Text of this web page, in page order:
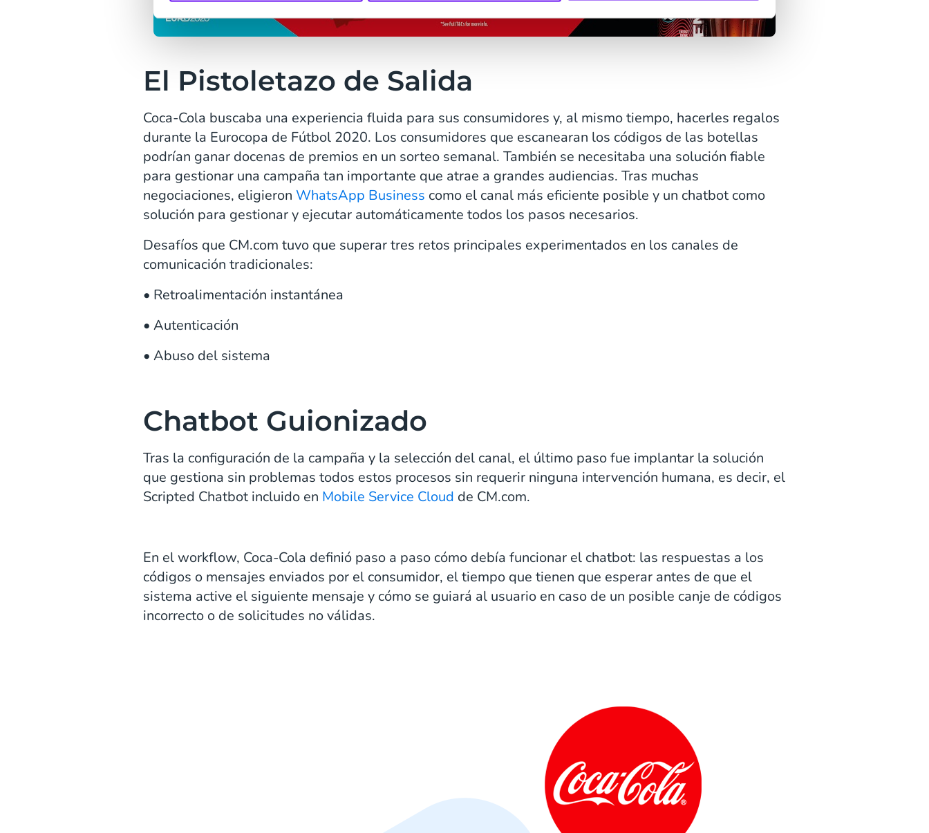
El Pistoletazo de Salida
Coca-Cola buscaba una experiencia fluida para sus consumidores y, al mismo tiempo, hacerles regalos
durante la Eurocopa de Fútbol 2020. Los consumidores que escanearan los códigos de las botellas
podrían ganar docenas de premios en un sorteo semanal. También se necesitaba una solución fiable
para gestionar una campaña tan importante que atrae a grandes audiencias. Tras muchas
negociaciones, eligieron WhatsApp Business como el canal más eficiente posible y un chatbot como
solución para gestionar y ejecutar automáticamente todos los pasos necesarios.
Desafíos que CM.com tuvo que superar tres retos principales experimentados en los canales de
comunicación tradicionales:
• Retroalimentación instantánea
• Autenticación
• Abuso del sistema
Chatbot Guionizado
Tras la configuración de la campaña y la selección del canal, el último paso fue implantar la solución
que gestiona sin problemas todos estos procesos sin requerir ninguna intervención humana, es decir, el
Scripted Chatbot incluido en Mobile Service Cloud de CM.com.
En el workflow, Coca-Cola definió paso a paso cómo debía funcionar el chatbot: las respuestas a los
códigos o mensajes enviados por el consumidor, el tiempo que tienen que esperar antes de que el
sistema active el siguiente mensaje y cómo se guiará al usuario en caso de un posible canje de códigos
incorrecto o de solicitudes no válidas.